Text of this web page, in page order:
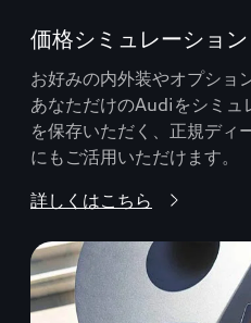
価格シミュレーション
お好みの内外装やオプショ
あなただけのAudiをシミュ
を保存いただく、正規ディ
にもご活用いただけます。
詳しくはこちら